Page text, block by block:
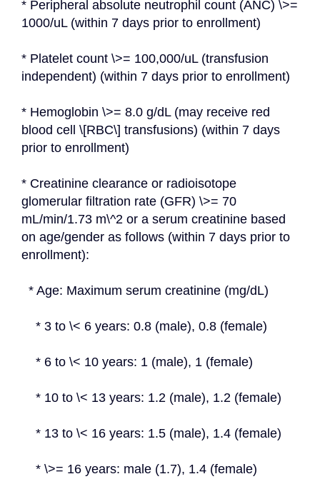
* Peripheral absolute neutrophil count (ANC) \>=
1000/uL (within 7 days prior to enrollment)
* Platelet count \>= 100,000/uL (transfusion
independent) (within 7 days prior to enrollment)
* Hemoglobin \>= 8.0 g/dL (may receive red
blood cell \[RBC\] transfusions) (within 7 days
prior to enrollment)
* Creatinine clearance or radioisotope
glomerular filtration rate (GFR) \>= 70
mL/min/1.73 m\^2 or a serum creatinine based
on age/gender as follows (within 7 days prior to
enrollment):
  * Age: Maximum serum creatinine (mg/dL)
    * 3 to \< 6 years: 0.8 (male), 0.8 (female)
    * 6 to \< 10 years: 1 (male), 1 (female)
    * 10 to \< 13 years: 1.2 (male), 1.2 (female)
    * 13 to \< 16 years: 1.5 (male), 1.4 (female)
    * \>= 16 years: male (1.7), 1.4 (female)